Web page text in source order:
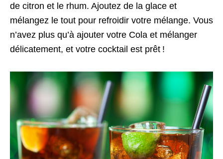
de citron et le rhum. Ajoutez de la glace et
mélangez le tout pour refroidir votre mélange. Vous
n’avez plus qu’à ajouter votre Cola et mélanger
délicatement, et votre cocktail est prêt !